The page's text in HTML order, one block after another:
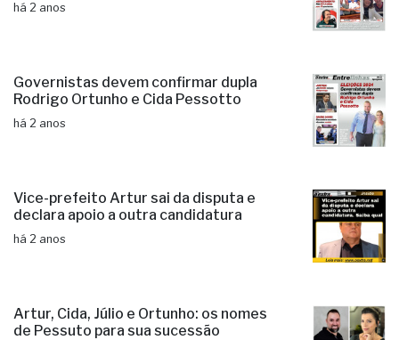
há 2 anos
Governistas devem confirmar dupla
Rodrigo Ortunho e Cida Pessotto
há 2 anos
Vice-prefeito Artur sai da disputa e
declara apoio a outra candidatura
há 2 anos
Artur, Cida, Júlio e Ortunho: os nomes
de Pessuto para sua sucessão